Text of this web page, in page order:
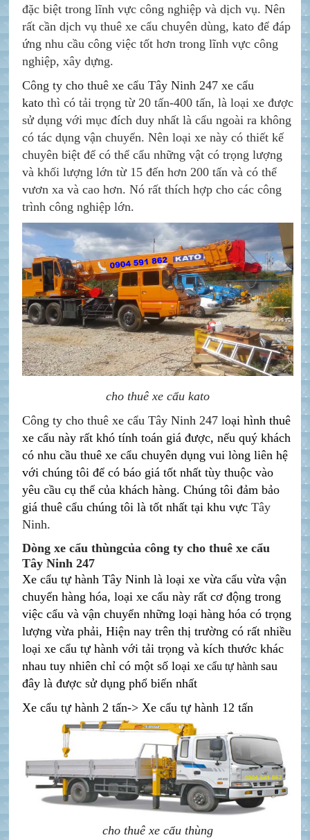
đặc biệt trong lĩnh vực công nghiệp và dịch vụ. Nên
rất cần dịch vụ thuê xe cẩu chuyên dùng, kato để đáp
ứng nhu cầu công việc tốt hơn trong lĩnh vực công
nghiệp, xây dựng.
Công ty cho thuê xe cẩu Tây Ninh 247 xe cẩu
katothì có tải trọng từ 20 tấn-400 tấn, là loại xe được
sử dụng với mục đích duy nhất là cẩu ngoài ra không
có tác dụng vận chuyển. Nên loại xe này có thiết kế
chuyên biệt để có thể cẩu những vật có trọng lượng
và khối lượng lớn từ 15 đến hơn 200 tấn và có thể
vươn xa và cao hơn. Nó rất thích hợp cho các công
trình công nghiệp lớn.
cho thuê xe cẩu kato
Công ty cho thuê xe cẩu Tây Ninh 247 loại hình thuê
xe cẩu này rất khó tính toán giá được, nếu quý khách
có nhu cầu thuê xe cẩu chuyên dụng vui lòng liên hệ
với chúng tôi để có báo giá tốt nhất tùy thuộc vào
yêu cầu cụ thể của khách hàng. Chúng tôi đảm bảo
giá thuê cẩu chúng tôi là tốt nhất tại khu vực Tây
Ninh.
Dòng xe cẩu thùngcủa công ty cho thuê xe cẩu
Tây Ninh 247
Xe cẩu tự hành Tây Ninh là loại xe vừa cẩu vừa vận
chuyển hàng hóa, loại xe cẩu này rất cơ động trong
việc cẩu và vận chuyển những loại hàng hóa có trọng
lượng vừa phải, Hiện nay trên thị trường có rất nhiều
loại xe cẩu tự hành với tải trọng và kích thước khác
nhau tuy nhiên chỉ có một số loại xe cẩu tự hành sau
đây là được sử dụng phổ biến nhất
Xe cẩu tự hành 2 tấn-> Xe cẩu tự hành 12 tấn
cho thuê xe cẩu thùng